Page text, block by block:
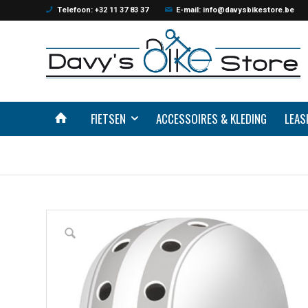
Telefoon: +32 11 37 83 37 E-mail: info@davysbikestore.be
FIETSEN ACCESSOIRES & KLEDING